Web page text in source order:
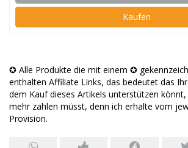
Kaufen
✪ Alle Produkte die mit einem ✪
enthalten Affiliate Links, das bedeutet das
dem Kauf dieses Artikels unterstützen
mehr zahlen müsst, denn ich erhalte vom
Provision.